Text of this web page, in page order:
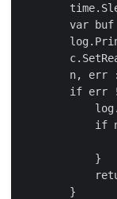
var
n, err
if err
if
            }
        }